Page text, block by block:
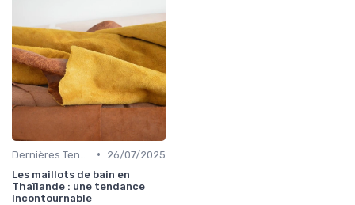
•
26/07/2025
Les maillots de bain en
Thaïlande : une tendance
incontournable